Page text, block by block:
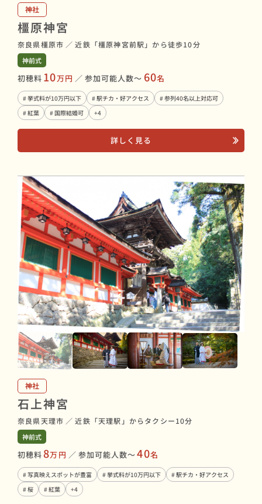
神社
橿原神宮
奈良県橿原市 ／ 近鉄「橿原神宮前駅」から徒歩10分
神前式
初穂料 10万円 ／ 参加可能人数〜 60名
# 挙式料が10万円以下 # 駅チカ・好アクセス
# 参列40名以上対応可
# 紅葉
# 国際結婚可 +4
詳しく見る
神社
石上神宮
奈良県天理市 ／ 近鉄「天理駅」からタクシー10分
神前式
初穂料8万円 ／ 参加可能人数〜40名
# 写真映えスポットが豊富 # 挙式料が10万円以下
# 駅チカ・好アクセス
# 桜
# 紅葉 +4